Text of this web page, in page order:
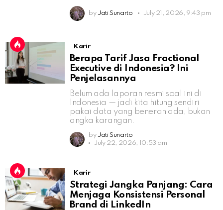
by Jati Sunarto July 21, 2026, 9:43 pm
Karir
Berapa Tarif Jasa Fractional
Executive di Indonesia? Ini
Penjelasannya
Belum ada laporan resmi soal ini di
Indonesia — jadi kita hitung sendiri
pakai data yang beneran ada, bukan
angka karangan.
by Jati Sunarto
July 22, 2026, 10:53 am
Karir
Strategi Jangka Panjang: Cara
Menjaga Konsistensi Personal
Brand di LinkedIn